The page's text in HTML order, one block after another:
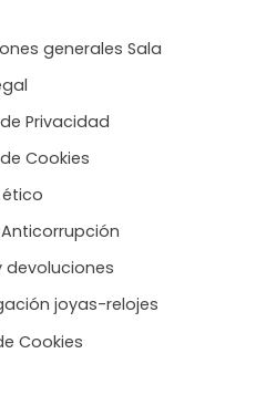
generales Sala
Privacidad
Cookies
devoluciones
joyas-relojes
Cookies